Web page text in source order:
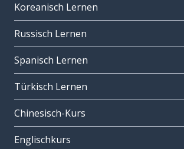
Koreanisch Lernen
Russisch Lernen
Spanisch Lernen
Türkisch Lernen
Chinesisch-Kurs
Englischkurs